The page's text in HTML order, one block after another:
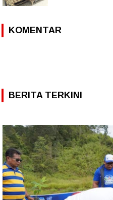
KOMENTAR
BERITA TERKINI